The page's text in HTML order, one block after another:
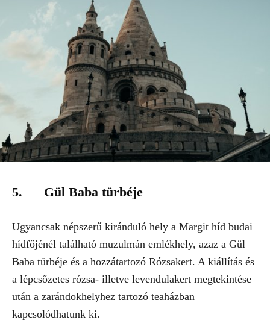
5. Gül Baba türbéje
Ugyancsak népszerű kiránduló hely a Margit híd budai
hídfőjénél található muzulmán emlékhely, azaz a Gül
Baba türbéje és a hozzátartozó Rózsakert. A kiállítás és
a lépcsőzetes rózsa- illetve levendulakert megtekintése
után a zarándokhelyhez tartozó teaházban
kapcsolódhatunk ki.